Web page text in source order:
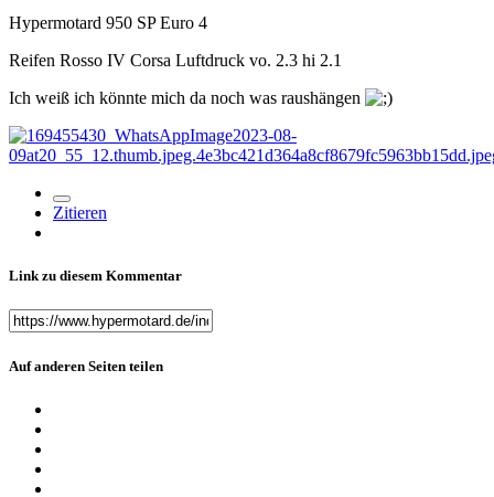
Hypermotard 950 SP Euro 4
Reifen Rosso IV Corsa Luftdruck vo. 2.3 hi 2.1
Ich weiß ich könnte mich da noch was raushängen
Zitieren
Link zu diesem Kommentar
Auf anderen Seiten teilen